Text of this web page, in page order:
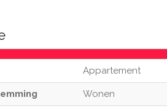
Appartement
Wonen